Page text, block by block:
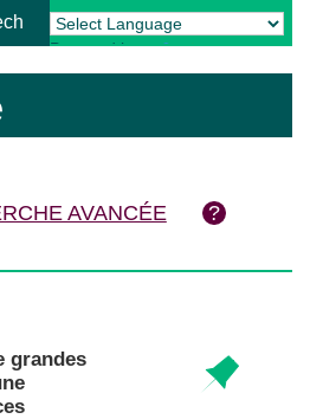
Powered by Translate
AVANCÉE
grandes